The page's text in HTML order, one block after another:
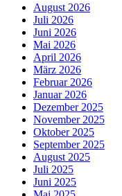
August 2026
Juli 2026
Juni 2026
Mai 2026
April 2026
März 2026
Februar 2026
Januar 2026
Dezember 2025
November 2025
Oktober 2025
September 2025
August 2025
Juli 2025
Juni 2025